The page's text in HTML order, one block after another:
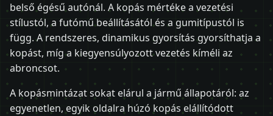
belső égésű autónál. A kopás mértéke a vezetési
stílustól, a futómű beállításától és a gumitípustól is
függ. A rendszeres, dinamikus gyorsítás gyorsíthatja a
kopást, míg a kiegyensúlyozott vezetés kíméli az
abroncsot.
A kopásmintázat sokat elárul a jármű állapotáról: az
egyenetlen, egyik oldalra húzó kopás elállítódott